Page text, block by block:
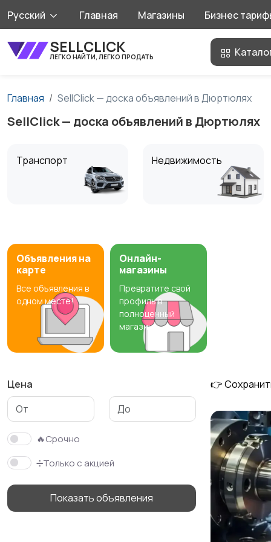
Русский Главная Магазины Бизнес
SELLCLICK
ЛЕГКО НАЙТИ, ЛЕГКО ПРОДАТЬ
Главная SellClick — доска объявлений в Дюртюлях
SellClick — доска объявлений в Дюртюлях
Транспорт Недвижимость
Резюме Хэндмейд
Объявления на
карте
Все объявления в
одном месте!
Онлайн-
магазины
Превратите свой
профиль в
полноценный
магазин
Цена
🔥Срочно
➗Только с акцией
Показать объявления
👉